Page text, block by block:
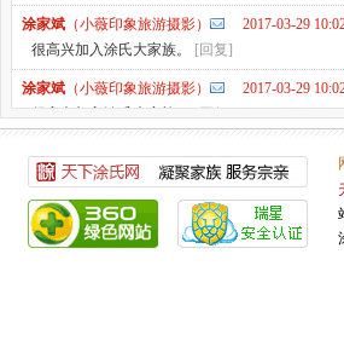
涂家斌 （小薇印象旅游摄影）
2017-03-29
很高兴加入涂氏大家族。
[回复]
涂家斌 （小薇印象旅游摄影）
2017-03-29
涂家斌（小薇印象旅游摄影）
2017-03-29
很高兴加入涂氏大家族。[回复]
涂永锋（mark）
2017-03-02 11:25
好[回复]